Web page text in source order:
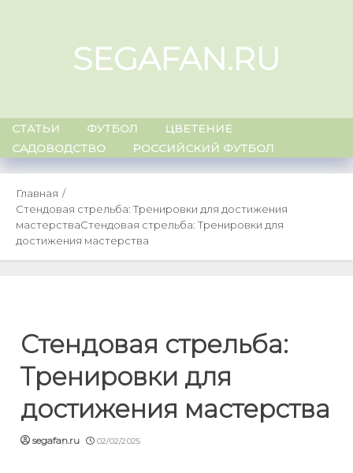
SEGAFAN.RU
СТАТЬИ ФУТБОЛ
ЦВЕТЕНИЕ
САДОВОДСТВО
РОССИЙСКИЙ ФУТБОЛ
Главная
Стендовая стрельба: Тренировки для достижения
мастерстваСтендовая стрельба: Тренировки для
достижения мастерства
Стендовая стрельба:
Тренировки для
достижения мастерства
segafan.ru 02/02/2025